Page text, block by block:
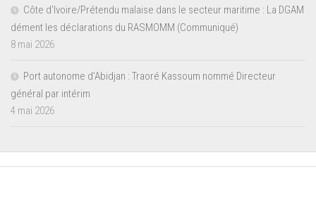
Côte d’Ivoire/Prétendu malaise dans le secteur maritime : La DGAM
dément les déclarations du RASMOMM (Communiqué)
8 mai 2026
Port autonome d’Abidjan : Traoré Kassoum nommé Directeur
général par intérim
4 mai 2026